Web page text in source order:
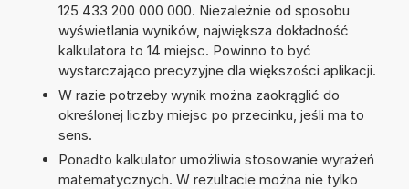
125 433 200 000 000. Niezależnie od sposobu
wyświetlania wyników, największa dokładność
kalkulatora to 14 miejsc. Powinno to być
wystarczająco precyzyjne dla większości aplikacji.
W razie potrzeby wynik można zaokrąglić do
określonej liczby miejsc po przecinku, jeśli ma to
sens.
Ponadto kalkulator umożliwia stosowanie wyrażeń
matematycznych. W rezultacie można nie tylko